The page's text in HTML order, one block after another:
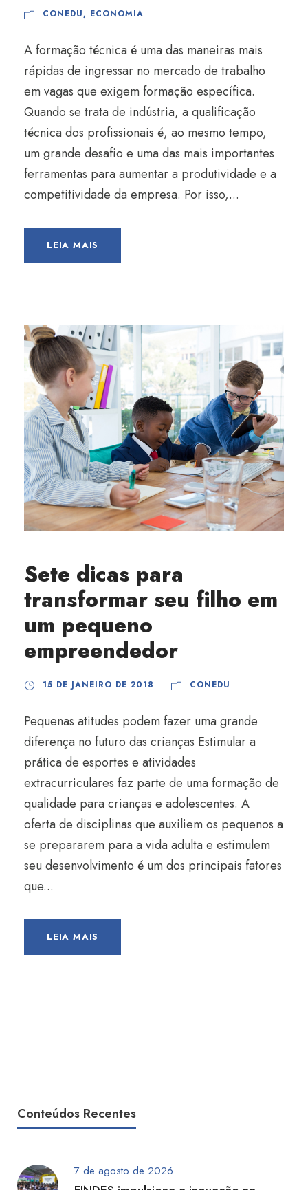
CONEDU, ECONOMIA
A formação técnica é uma das maneiras mais
rápidas de ingressar no mercado de trabalho
em vagas que exigem formação específica.
Quando se trata de indústria, a qualificação
técnica dos profissionais é, ao mesmo tempo,
um grande desafio e uma das mais importantes
ferramentas para aumentar a produtividade e a
competitividade da empresa. Por isso,...
LEIA MAIS
Sete dicas para
transformar seu filho em
um pequeno
empreendedor
15 DE JANEIRO DE 2018 CONEDU
Pequenas atitudes podem fazer uma grande
diferença no futuro das crianças Estimular a
prática de esportes e atividades
extracurriculares faz parte de uma formação de
qualidade para crianças e adolescentes. A
oferta de disciplinas que auxiliem os pequenos a
se prepararem para a vida adulta e estimulem
seu desenvolvimento é um dos principais fatores
que...
LEIA MAIS
Conteúdos Recentes
7 de agosto de 2026